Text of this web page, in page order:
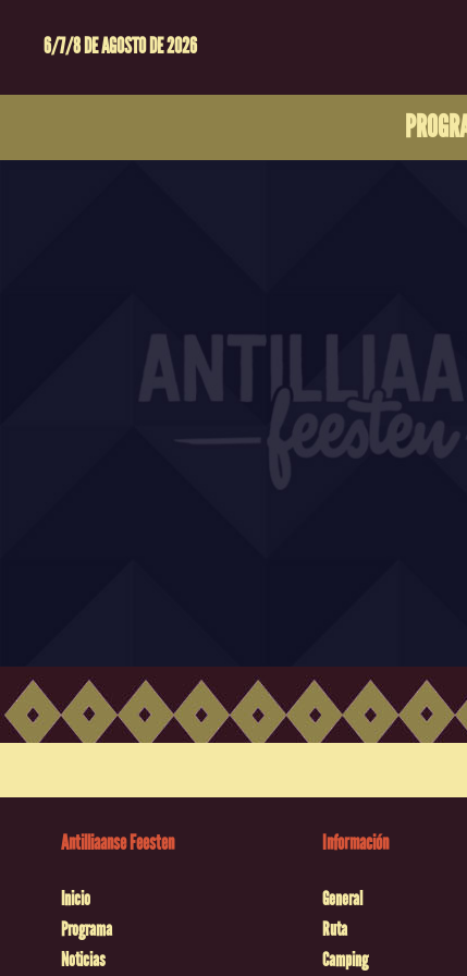
6/7/8 DE AGOSTO DE 2026
Antilliaanse Feesten
Inicio
Programa
Noticias
Información
General
Ruta
Camping